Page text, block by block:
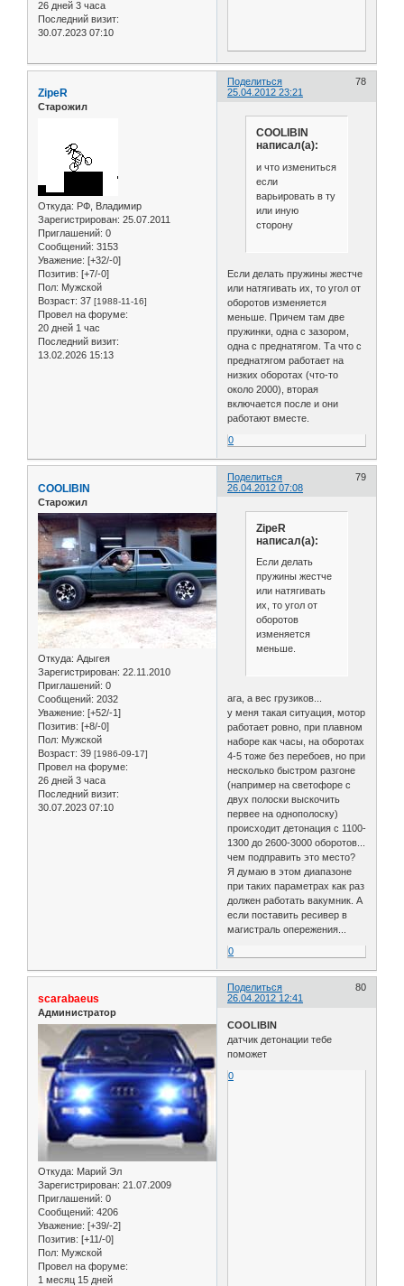
26 дней 3 часа
Последний визит:
30.07.2023 07:10
Поделиться
78
25.04.2012 23:21
ZipeR
Старожил
Откуда: РФ, Владимир
Зарегистрирован: 25.07.2011
Приглашений: 0
Сообщений: 3153
Уважение: [+32/-0]
Позитив: [+7/-0]
Пол: Мужской
Возраст: 37 [1988-11-16]
Провел на форуме:
20 дней 1 час
Последний визит:
13.02.2026 15:13
COOLIBIN
написал(а):
и что измениться
если
варьировать в ту
или иную
сторону
Если делать пружины жестче
или натягивать их, то угол от
оборотов изменяется
меньше. Причем там две
пружинки, одна с зазором,
одна с преднатягом. Та что с
преднатягом работает на
низких оборотах (что-то
около 2000), вторая
включается после и они
работают вместе.
0
Поделиться
79
26.04.2012 07:08
COOLIBIN
Старожил
Откуда: Адыгея
Зарегистрирован: 22.11.2010
Приглашений: 0
Сообщений: 2032
Уважение: [+52/-1]
Позитив: [+8/-0]
Пол: Мужской
Возраст: 39 [1986-09-17]
Провел на форуме:
26 дней 3 часа
Последний визит:
30.07.2023 07:10
ZipeR
написал(а):
Если делать
пружины жестче
или натягивать
их, то угол от
оборотов
изменяется
меньше.
ага, а вес грузиков...
у меня такая ситуация, мотор
работает ровно, при плавном
наборе как часы, на оборотах
4-5 тоже без перебоев, но при
несколько быстром разгоне
(например на светофоре с
двух полоски выскочить
первее на однополоску)
происходит детонация с 1100-
1300 до 2600-3000 оборотов...
чем подправить это место?
Я думаю в этом диапазоне
при таких параметрах как раз
должен работать вакумник. А
если поставить ресивер в
магистраль опережения...
0
Поделиться
80
26.04.2012 12:41
scarabaeus
Администратор
Откуда: Марий Эл
Зарегистрирован: 21.07.2009
Приглашений: 0
Сообщений: 4206
Уважение: [+39/-2]
Позитив: [+11/-0]
Пол: Мужской
Провел на форуме:
1 месяц 15 дней
COOLIBIN
датчик детонации тебе
поможет
0